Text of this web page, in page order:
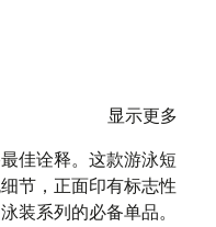
显示更多
佳诠释。这款游泳短
节，正面印有标志性
装系列的必备单品。